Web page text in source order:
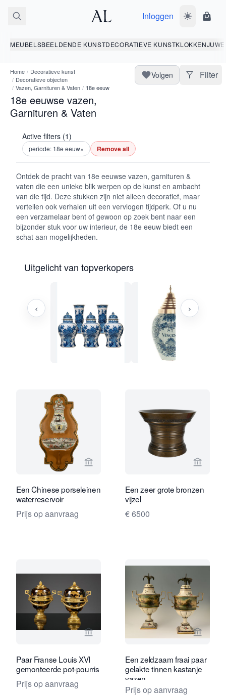
Inloggen Wissel
MEUBELSBEELDENDE KUNSTDECORATIEVE KUNSTKLOKKEN
Home / Decoratieve kunst
/ Decoratieve objecten
/ Vazen, Garnituren & Vaten / 18e eeuw
18e eeuwse vazen,
Garnituren & Vaten
Volgen Filter
Active filters (1)
periode: 18e eeuw× Remove all
Ontdek de pracht van 18e eeuwse vazen, garnituren &
vaten die een unieke blik werpen op de kunst en ambacht
van die tijd. Deze stukken zijn niet alleen decoratief, maar
vertellen ook verhalen uit een vervlogen tijdperk. Of u nu
een verzamelaar bent of gewoon op zoek bent naar een
bijzonder stuk voor uw interieur, de 18e eeuw biedt een
schat aan mogelijkheden.
Uitgelicht van topverkopers
‹ ›
Bekijk verkoperspagina van Limburg
Een Chinese porseleinen
waterreservoir
Prijs op aanvraag
Bekijk
Een zeer grote bronzen
vijzel
€ 6500
Bekijk verkoperspagina van
Paar Franse Louis XVI
gemonteerde pot-pourris
Prijs op aanvraag
Bekijk
Een zeldzaam fraai paar
gelakte tinnen kastanje
vazen
Prijs op aanvraag